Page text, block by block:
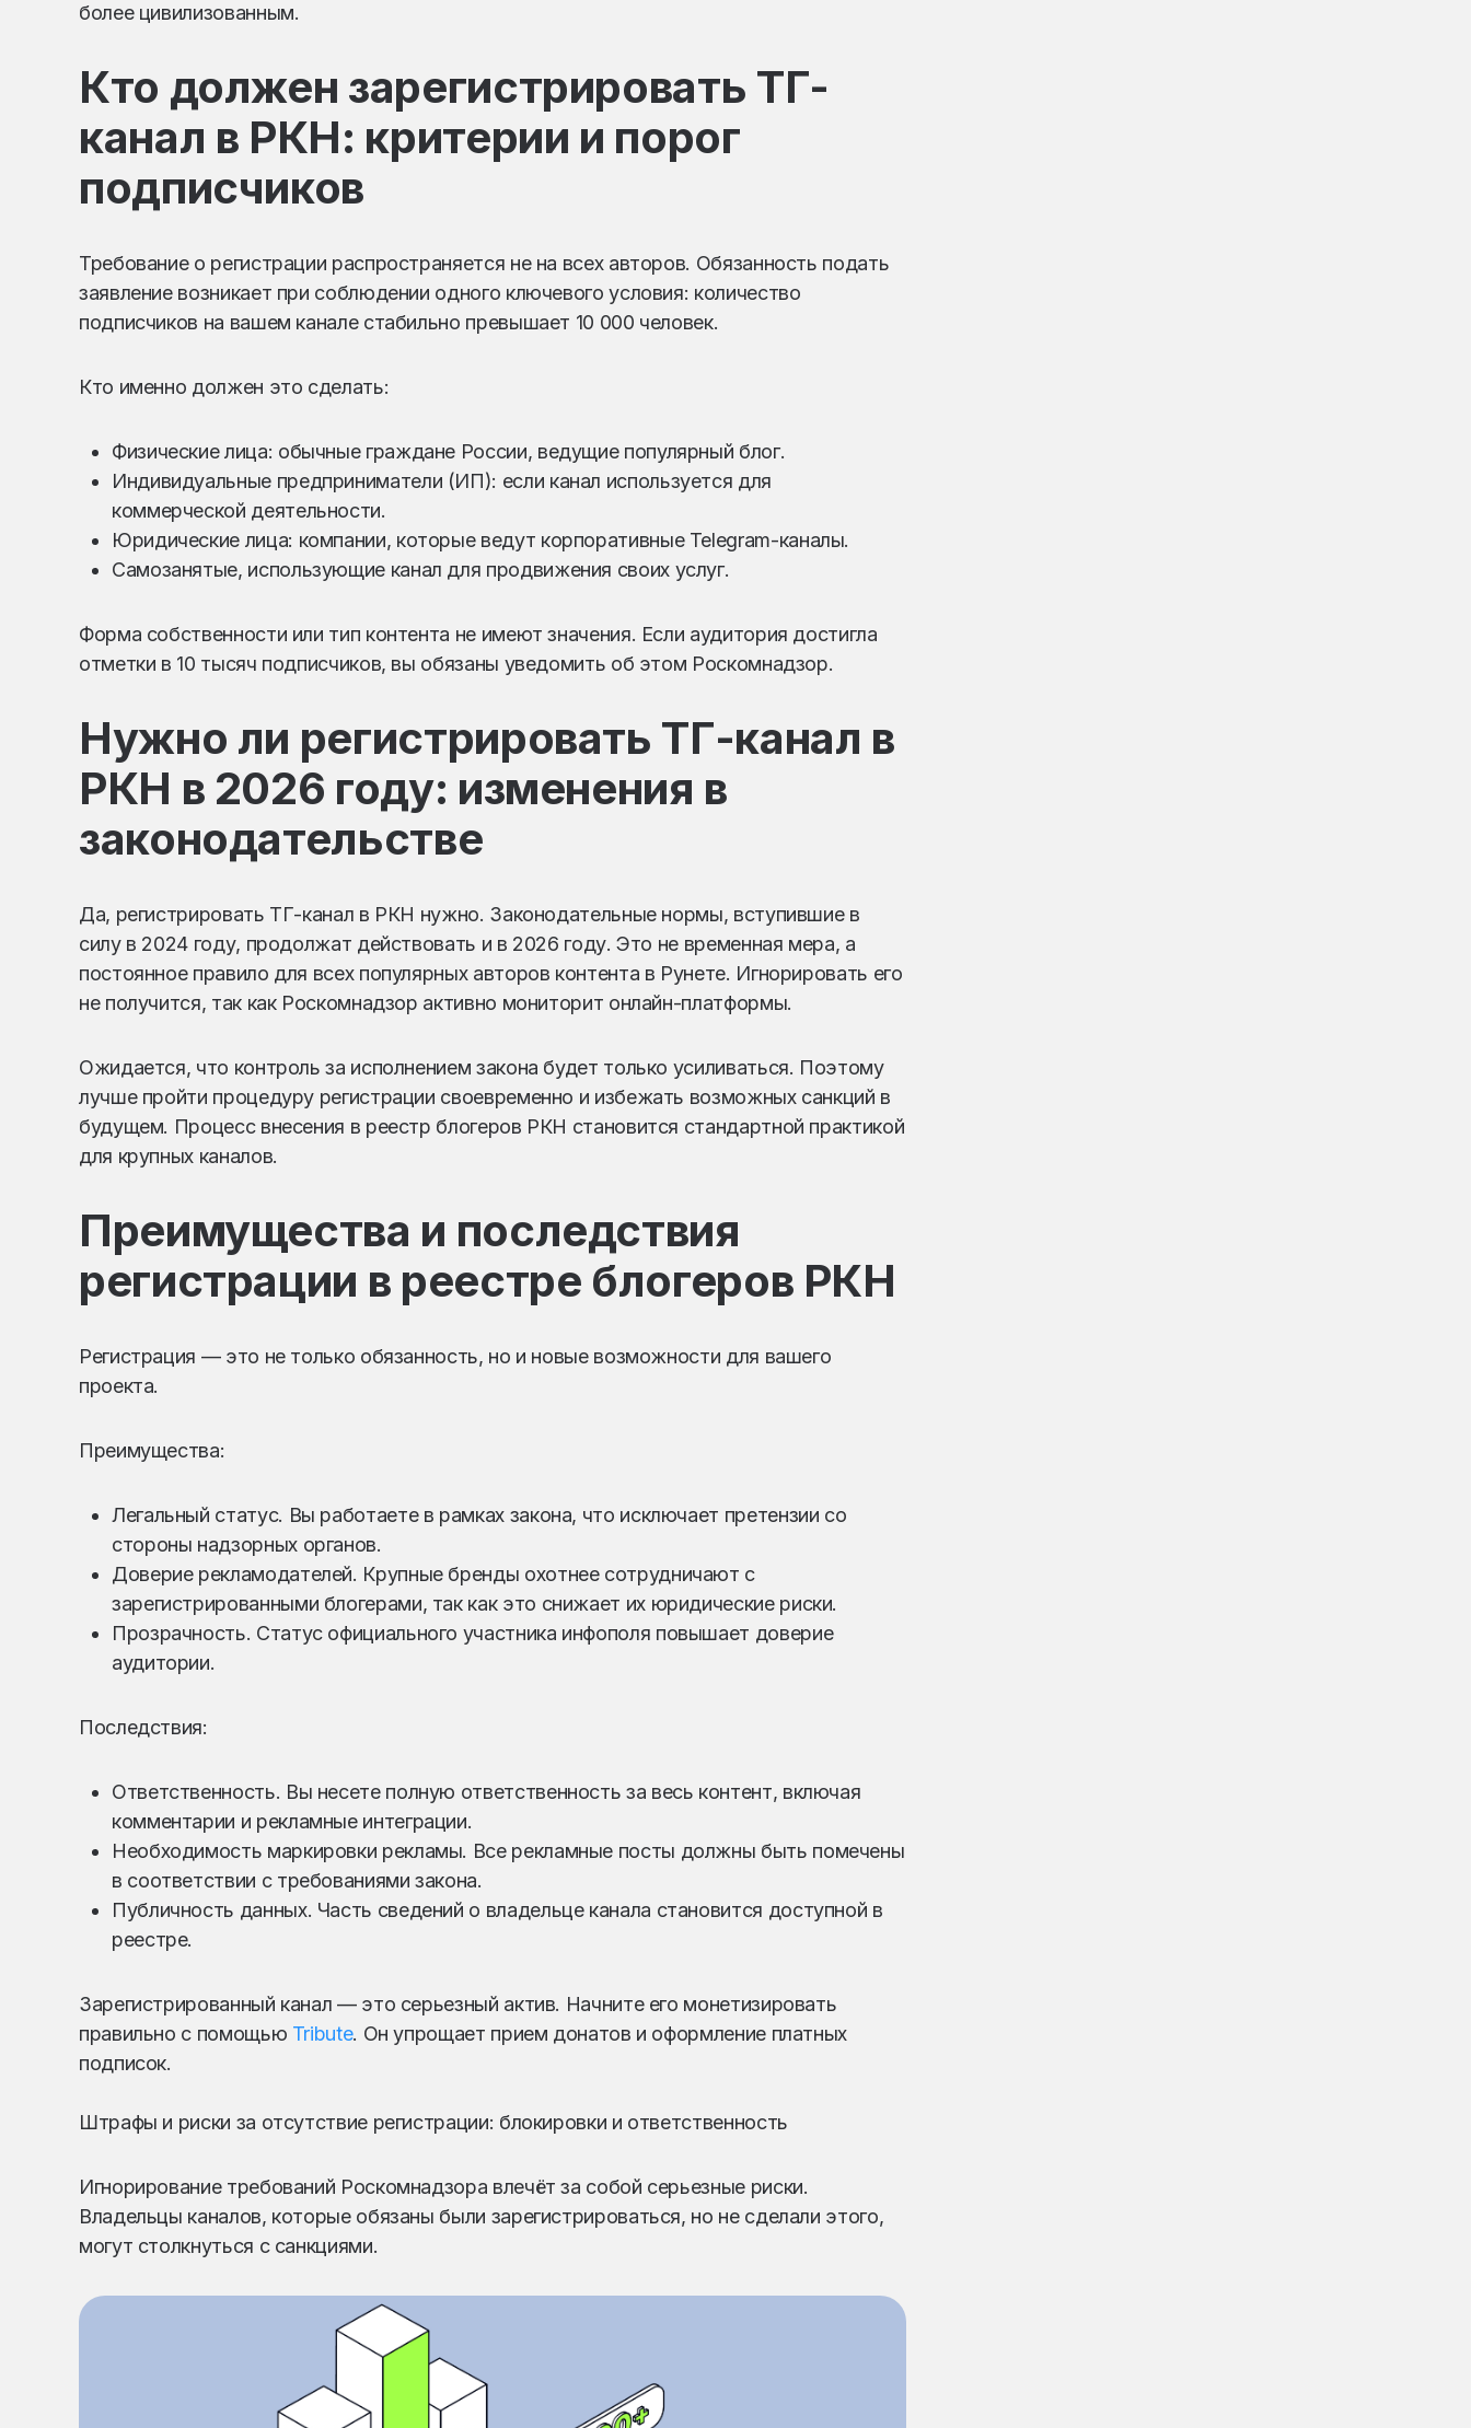
более цивилизованным.
Кто должен зарегистрировать ТГ-
канал в РКН: критерии и порог
подписчиков
Требование о регистрации распространяется не на всех авторов. Обязанность подать
заявление возникает при соблюдении одного ключевого условия: количество
подписчиков на вашем канале стабильно превышает 10 000 человек.
Кто именно должен это сделать:
Физические лица: обычные граждане России, ведущие популярный блог.
Индивидуальные предприниматели (ИП): если канал используется для
коммерческой деятельности.
Юридические лица: компании, которые ведут корпоративные Telegram-каналы.
Самозанятые, использующие канал для продвижения своих услуг.
Форма собственности или тип контента не имеют значения. Если аудитория достигла
отметки в 10 тысяч подписчиков, вы обязаны уведомить об этом Роскомнадзор.
Нужно ли регистрировать ТГ-канал в
РКН в 2026 году: изменения в
законодательстве
Да, регистрировать ТГ-канал в РКН нужно. Законодательные нормы, вступившие в
силу в 2024 году, продолжат действовать и в 2026 году. Это не временная мера, а
постоянное правило для всех популярных авторов контента в Рунете. Игнорировать его
не получится, так как Роскомнадзор активно мониторит онлайн-платформы.
Ожидается, что контроль за исполнением закона будет только усиливаться. Поэтому
лучше пройти процедуру регистрации своевременно и избежать возможных санкций в
будущем. Процесс внесения в реестр блогеров РКН становится стандартной практикой
для крупных каналов.
Преимущества и последствия
регистрации в реестре блогеров РКН
Регистрация — это не только обязанность, но и новые возможности для вашего
проекта.
Преимущества:
Легальный статус. Вы работаете в рамках закона, что исключает претензии со
стороны надзорных органов.
Доверие рекламодателей. Крупные бренды охотнее сотрудничают с
зарегистрированными блогерами, так как это снижает их юридические риски.
Прозрачность. Статус официального участника инфополя повышает доверие
аудитории.
Последствия:
Ответственность. Вы несете полную ответственность за весь контент, включая
комментарии и рекламные интеграции.
Необходимость маркировки рекламы. Все рекламные посты должны быть помечены
в соответствии с требованиями закона.
Публичность данных. Часть сведений о владельце канала становится доступной в
реестре.
Зарегистрированный канал — это серьезный актив. Начните его монетизировать
правильно с помощью Tribute. Он упрощает прием донатов и оформление платных
подписок.
Штрафы и риски за отсутствие регистрации: блокировки и ответственность
Игнорирование требований Роскомнадзора влечёт за собой серьезные риски.
Владельцы каналов, которые обязаны были зарегистрироваться, но не сделали этого,
могут столкнуться с санкциями.